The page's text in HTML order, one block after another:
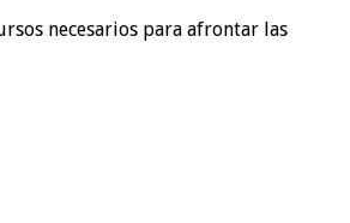
necesarios para afrontar las